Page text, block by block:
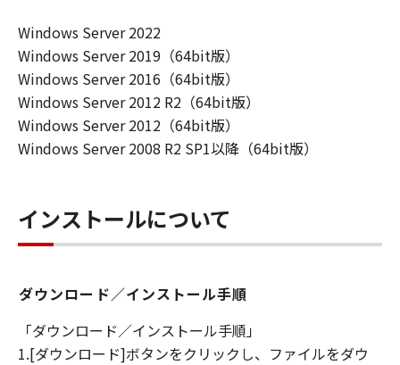
所有権
「本ソフトウエア」及びその複製物に係る
権限及び所有権は、その内容によりキヤノ
ンまたはキヤノンのライセンサーに帰属し
ます。
憶媒体に格納されて提供されている場合、
キヤノンは、お客様が「許諾ソフトウエ
フトウエア」が格納されている記憶媒体
な欠陥がないことを保証します。当該保証
期間中に「メディア」に物理的な欠陥が発
Windows Server 2022
Windows Server 2019（64bit版）
Windows Server 2016（64bit版）
Windows Server 2012 R2（64bit版）
Windows Server 2012（64bit版）
Windows Server 2008 R2 SP1以降（64bit版）
インストールについて
ダウンロード／インストール手順
「ダウンロード／インストール手順」
1.[ダウンロード]ボタンをクリックし、ファイルをダウ